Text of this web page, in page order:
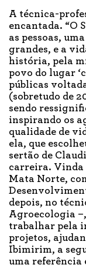
A técnica-
encantada. “O
as pessoas,
grandes, e a
história, pela
povo do lugar
públicas
(sobretudo de
sendo
inspirando os
qualidade de
ela, que
sertão de
carreira. Vinda
Mata Norte,
depois, no
Agroecologia
trabalhar pela
projetos,
Ibimirim, a
uma referência